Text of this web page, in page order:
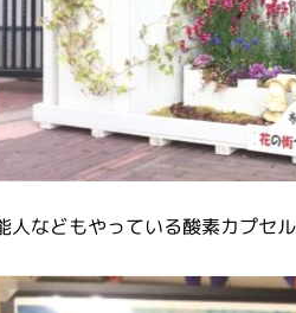
人などもやっている酸素カプセ